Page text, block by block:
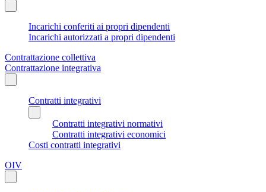
Incarichi conferiti ai propri dipendenti
Incarichi autorizzati a propri dipendenti
Contrattazione collettiva
Contrattazione integrativa
Contratti integrativi
Contratti integrativi normativi
Contratti integrativi economici
Costi contratti integrativi
OIV